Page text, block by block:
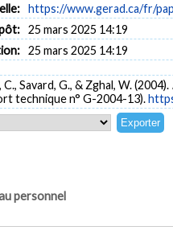
https://www.gerad.ca/fr/
25 mars 2025 14:19
25 mars 2025 14:19
Savard, G., & Zghal, W. (2004).
technique n° G-2004-13).
personnel